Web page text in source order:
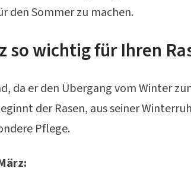
den Sommer zu machen.
so wichtig für Ihren
da er den Übergang vom Winter
der Rasen, aus seiner
Pflege.